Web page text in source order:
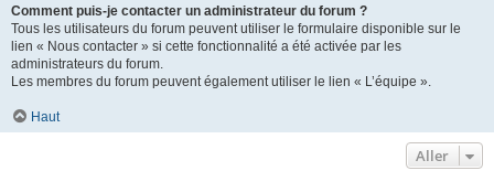
Comment puis-je contacter un administrateur du forum ?
Tous les utilisateurs du forum peuvent utiliser le formulaire disponible sur le
lien « Nous contacter » si cette fonctionnalité a été activée par les
administrateurs du forum.
Les membres du forum peuvent également utiliser le lien « L’équipe ».
Haut
Aller